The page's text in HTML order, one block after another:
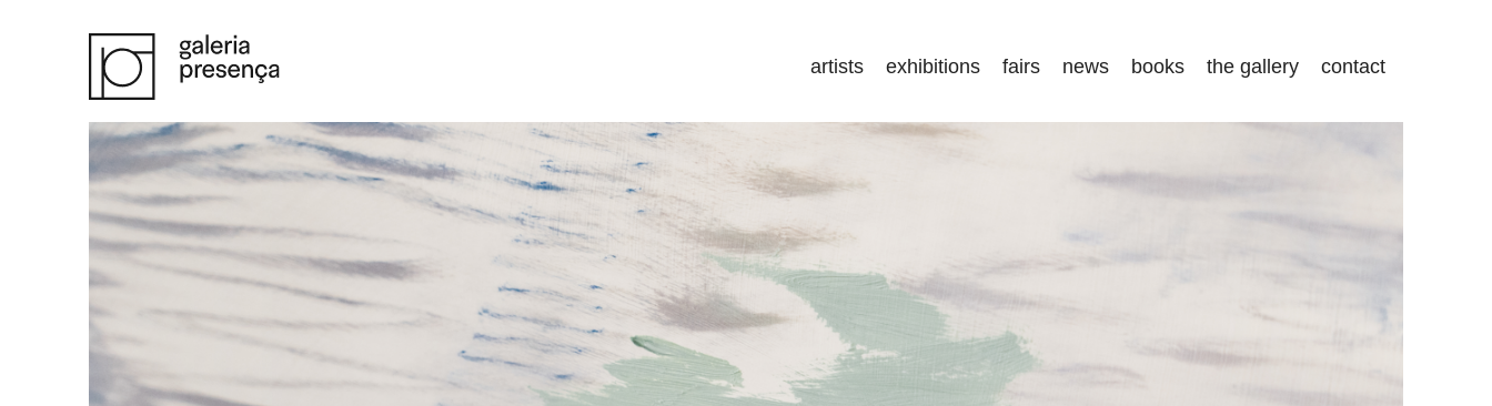
artists exhibitions fairs news books the gallery contact